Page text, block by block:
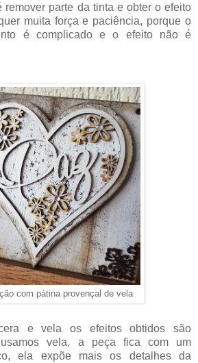
remover parte da tinta e obter o efeito
muita força e paciência, porque o
é complicado e o efeito não é
com pátina provençal de vela
e vela os efeitos obtidos são
usamos vela, a peça fica com um
ela expõe mais os detalhes da